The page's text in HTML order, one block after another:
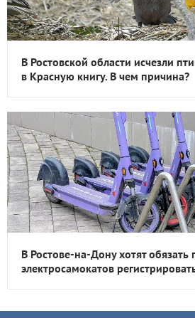
В Ростовской области исчезли
в Красную книгу. В чем причина?
В Ростове-на-Дону хотят обязать
электросамокатов